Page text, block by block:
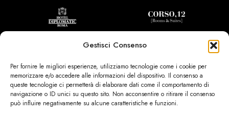
Gestisci Consenso
Per fornire le migliori esperienze, utilizziamo tecnologie come i cookie per
memorizzare e/o accedere alle informazioni del dispositivo. Il consenso a
queste tecnologie ci permetterà di elaborare dati come il comportamento di
navigazione o ID unici su questo sito. Non acconsentire o ritirare il consenso
può influire negativamente su alcune caratteristiche e funzioni.